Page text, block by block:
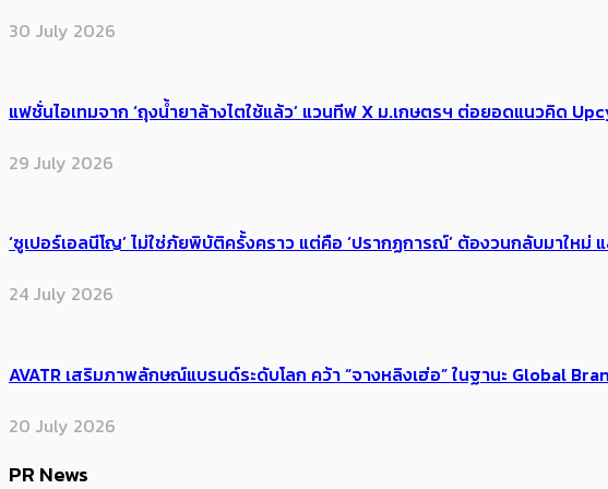
30 July 2026
แฟชั่นไอเทมจาก ‘ถุงน้ำยาล้างไตใช้แล้ว’ แวนทีฟ X ม.เกษตรฯ ต่อยอดแนวคิด
29 July 2026
‘ซูเปอร์เอลนีโญ’ ไม่ใช่ภัยพิบัติครั้งคราว แต่คือ ‘ปรากฏการณ์’ ​ต้อง​วนกลับมาให
24 July 2026
AVATR เสริมภาพลักษณ์แบรนด์ระดับโลก คว้า “จางหลิงเฮ่อ” ในฐานะ Global
20 July 2026
PR News